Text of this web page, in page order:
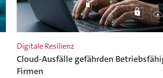
Digitale Resilienz
Cloud-Ausfälle gefährden
Firmen